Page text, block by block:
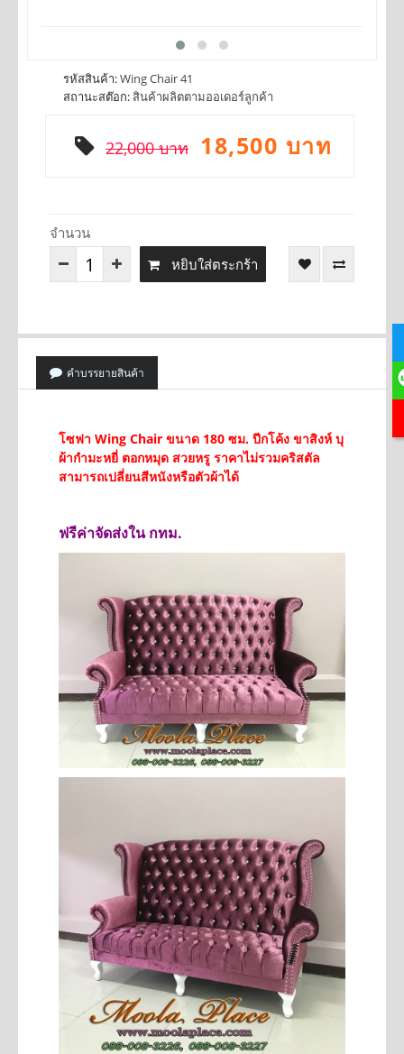
รหัสสินค้า:Wing Chair 41
สถานะสต๊อก: สินค้าผลิตตามออเดอร์ลูกค้า
22,000 บาท 18,500 บาท
จำนวน
หยิบใส่ตระกร้า
คำบรรยายสินค้า
โซฟา Wing Chair ขนาด 180 ซม. ปีกโค้ง ขาสิงห์ บุ
ผ้ากำมะหยี่ ตอกหมุด สวยหรู ราคาไม่รวมคริสตัล
สามารถเปลี่ยนสีหนังหรือตัวผ้าได้
ฟรีค่าจัดส่งใน กทม.